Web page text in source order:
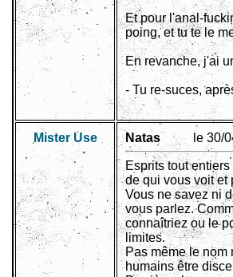
Et pour l'anal-
poing, et tu te le
En revanche, j'ai
- Tu re-suces,
Mister Use Natas le 30/
Esprits tout
de qui vous voit et
Vous ne savez ni
vous parlez.
connaîtriez ou le
limites.
Pas même le nom
humains être